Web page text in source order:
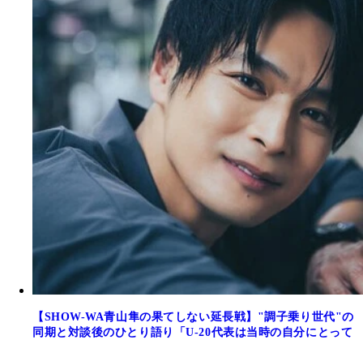
【SHOW-WA青山隼の果てしない延長戦】"調子乗り世代"の
同期と対談後のひとり語り「U-20代表は当時の自分にとって